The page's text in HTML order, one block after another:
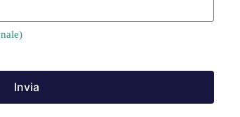
Invia